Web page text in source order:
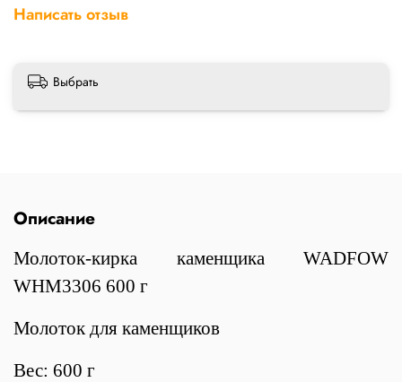
Написать отзыв
Выбрать
Описание
Молоток-кирка каменщика WADFOW
WHM3306 600 г
Молоток для каменщиков
Вес: 600 г